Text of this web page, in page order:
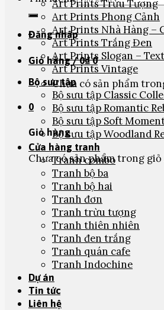
Đăng nhập
Giỏ hàng /0₫ 0
Chưa có sản phẩm
0
Giỏ hàng
Chưa có sản phẩm trong giỏ
Art Prints Trừu Tượng
Art Prints Phong Cảnh
Art Prints Nhà Hàng –
Art Prints Trắng Đen
Art Prints Slogan – Text
Art Prints Vintage
Bộ sưu tập
Bộ sưu tập Classic
Bộ sưu tập Romantic
Bộ sưu tập Soft
Bộ sưu tập Woodland
Cửa hàng tranh
Tranh combo
Tranh bộ ba
Tranh bộ hai
Tranh đơn
Tranh trừu tượng
Tranh thiên nhiên
Tranh đen trắng
Tranh quán cafe
Tranh Indochine
Dự án
Tin tức
Liên hệ